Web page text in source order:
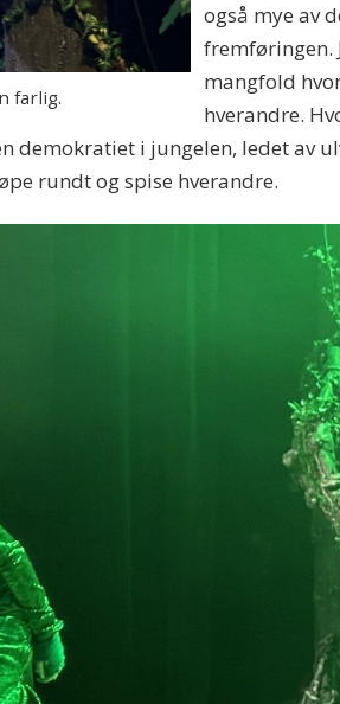
farlig.
også mye av
fremføringen.
mangfold
hverandre.
demokratiet i jungelen, ledet av
rundt og spise hverandre.